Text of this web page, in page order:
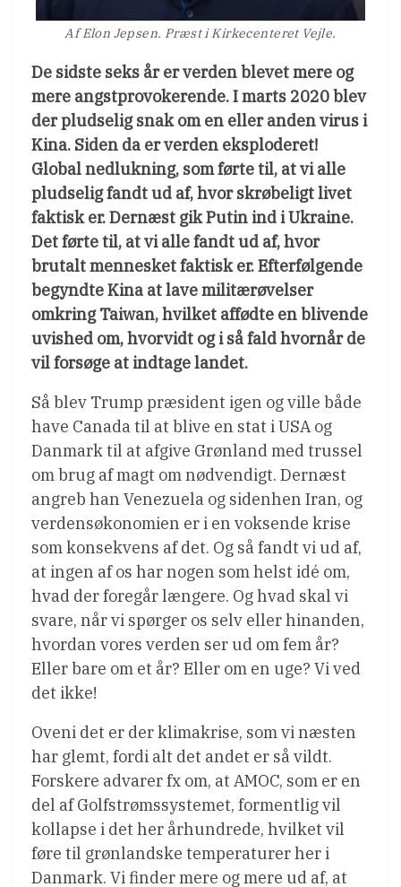
Af Elon Jepsen. Præst i Kirkecenteret Vejle.
De sidste seks år er verden blevet mere og
mere angstprovokerende. I marts 2020 blev
der pludselig snak om en eller anden virus i
Kina. Siden da er verden eksploderet!
Global nedlukning, som førte til, at vi alle
pludselig fandt ud af, hvor skrøbeligt livet
faktisk er. Dernæst gik Putin ind i Ukraine.
Det førte til, at vi alle fandt ud af, hvor
brutalt mennesket faktisk er. Efterfølgende
begyndte Kina at lave militærøvelser
omkring Taiwan, hvilket affødte en blivende
uvished om, hvorvidt og i så fald hvornår de
vil forsøge at indtage landet.
Så blev Trump præsident igen og ville både
have Canada til at blive en stat i USA og
Danmark til at afgive Grønland med trussel
om brug af magt om nødvendigt. Dernæst
angreb han Venezuela og sidenhen Iran, og
verdensøkonomien er i en voksende krise
som konsekvens af det. Og så fandt vi ud af,
at ingen af os har nogen som helst idé om,
hvad der foregår længere. Og hvad skal vi
svare, når vi spørger os selv eller hinanden,
hvordan vores verden ser ud om fem år?
Eller bare om et år? Eller om en uge? Vi ved
det ikke!
Oveni det er der klimakrise, som vi næsten
har glemt, fordi alt det andet er så vildt.
Forskere advarer fx om, at AMOC, som er en
del af Golfstrømssystemet, formentlig vil
kollapse i det her århundrede, hvilket vil
føre til grønlandske temperaturer her i
Danmark. Vi finder mere og mere ud af, at